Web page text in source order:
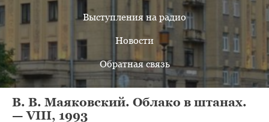
Выступления на радио
Новости
Обратная связь
В. В. Маяковский. Облако в штанах.
— VIII, 1993